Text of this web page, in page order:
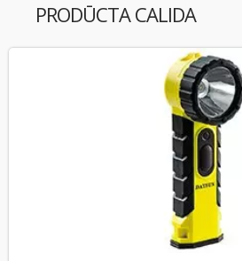
PRODŪCTA CALIDA